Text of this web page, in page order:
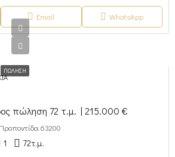
Email WhatsApp
ΠΏΛΗΣΗ
πώληση 72 τ.μ. | 215.000 €
63200
1 72τ.μ.